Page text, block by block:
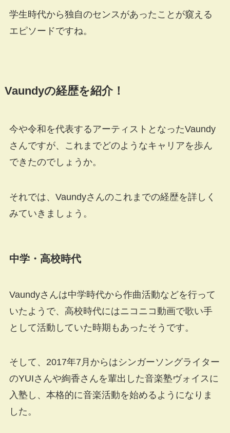
学生時代から独自のセンスがあったことが窺える
エピソードですね。
Vaundyの経歴を紹介！
今や令和を代表するアーティストとなったVaundy
さんですが、これまでどのようなキャリアを歩ん
できたのでしょうか。
それでは、Vaundyさんのこれまでの経歴を詳しく
みていきましょう。
中学・高校時代
Vaundyさんは中学時代から作曲活動などを行って
いたようで、高校時代にはニコニコ動画で歌い手
として活動していた時期もあったそうです。
そして、2017年7月からはシンガーソングライター
のYUIさんや絢香さんを輩出した音楽塾ヴォイスに
入塾し、本格的に音楽活動を始めるようになりま
した。